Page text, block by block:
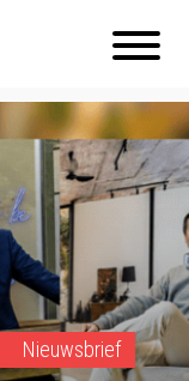
Nieuwsbrief